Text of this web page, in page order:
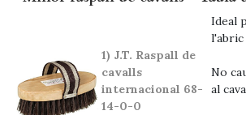
1) J.T. Raspall de
cavalls
internacional 68-
14-0-0
Ideal
No
al